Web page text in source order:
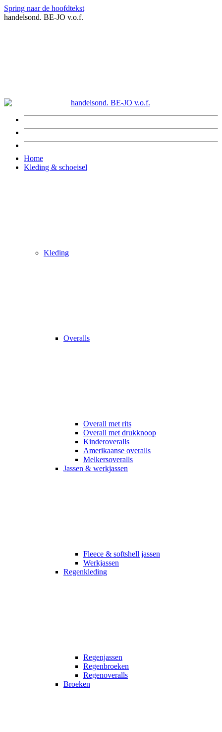
Spring naar de hoofdtekst
handelsond. BE-JO v.o.f.
Home
Kleding & schoeisel
Kleding
Overalls
Overall met rits
Overall met drukknoop
Kinderoveralls
Amerikaanse overalls
Melkersoveralls
Jassen & werkjassen
Fleece & softshell jassen
Werkjassen
Regenkleding
Regenjassen
Regenbroeken
Regenoveralls
Broeken